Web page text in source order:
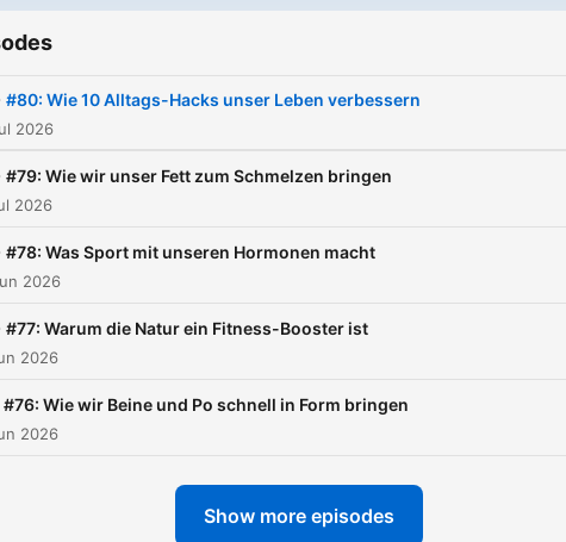
Außerdem stellt der
zwischendurch vor – damit
#80: Wie 10 Alltags-Hacks unser Leben verbessern
2026
#79: Wie wir unser Fett zum Schmelzen bringen
2026
#78: Was Sport mit unseren Hormonen macht
2026
#77: Warum die Natur ein Fitness-Booster ist
2026
#76: Wie wir Beine und Po schnell in Form bringen
2026
Show more episodes